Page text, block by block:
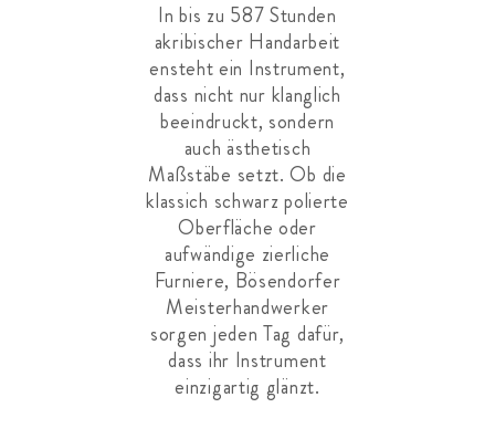
In bis zu 587 Stunden
akribischer Handarbeit
ensteht ein Instrument,
dass nicht nur klanglich
beeindruckt, sondern
auch ästhetisch
Maßstäbe setzt. Ob die
klassich schwarz polierte
Oberfläche oder
aufwändige zierliche
Furniere, Bösendorfer
Meisterhandwerker
sorgen jeden Tag dafür,
dass ihr Instrument
einzigartig glänzt.